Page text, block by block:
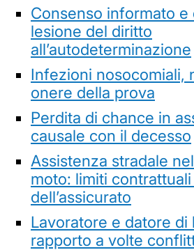
Consenso informato e
lesione del diritto
all’autodeterminazione
Infezioni nosocomiali,
onere della prova
Perdita di chance in
causale con il decesso
Assistenza stradale
moto: limiti
dell’assicurato
Lavoratore e datore di
rapporto a volte